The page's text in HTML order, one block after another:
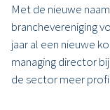
Met de nieuwe
branchevereniging
jaar al een nieuwe
managing director
de sector meer